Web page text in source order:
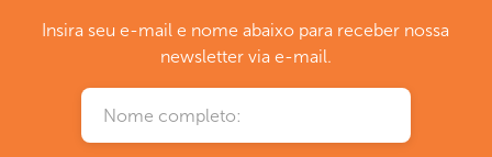
Insira seu e-mail e nome abaixo para receber nossa
newsletter via e-mail.